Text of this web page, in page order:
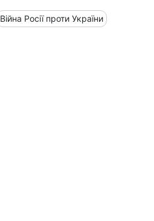
Війна Росії проти України